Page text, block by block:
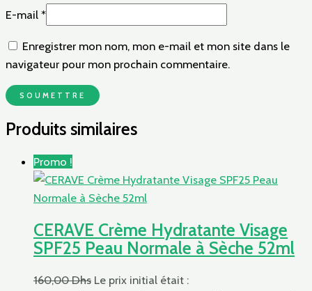
E-mail *
Enregistrer mon nom, mon e-mail et mon site dans le
navigateur pour mon prochain commentaire.
Produits similaires
Promo !
CERAVE Crème Hydratante Visage
SPF25 Peau Normale à Sèche 52ml
160,00Dhs Le prix initial était :